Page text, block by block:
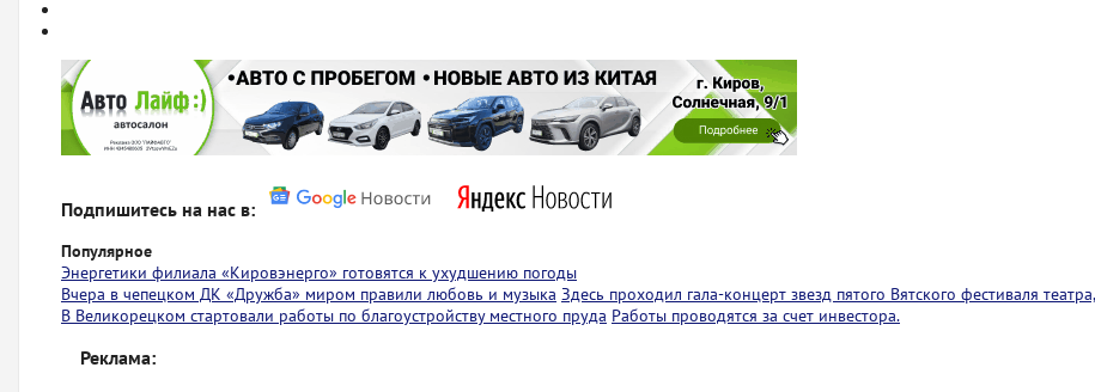
Подпишитесь на нас в:
Популярное
Энергетики филиала «Кировэнерго» готовятся к ухудшению погоды
Вчера в чепецком ДК «Дружба» миром правили любовь и музыка Здесь проходил гала-концерт звезд пятого Вятского фестиваля
В Великорецком стартовали работы по благоустройству местного пруда Работы проводятся за счет инвестора.
Реклама: